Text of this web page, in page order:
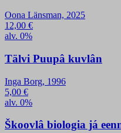
Oona Länsman, 2025
12,00 €
alv. 0%
Tälvi Puupâ kuvlân
Inga Borg, 1996
5,00 €
alv. 0%
Škoovlâ biologia já